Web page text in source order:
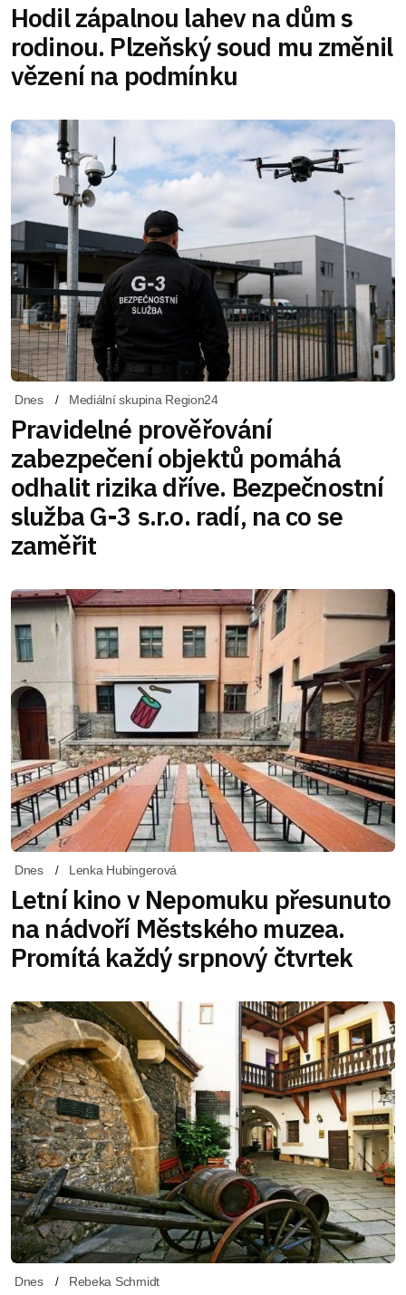
Hodil zápalnou lahev na dům s
rodinou. Plzeňský soud mu změnil
vězení na podmínku
Dnes Mediální skupina Region24
Pravidelné prověřování
zabezpečení objektů pomáhá
odhalit rizika dříve. Bezpečnostní
služba G-3 s.r.o. radí, na co se
zaměřit
Dnes Lenka Hubingerová
Letní kino v Nepomuku přesunuto
na nádvoří Městského muzea.
Promítá každý srpnový čtvrtek
Dnes Rebeka Schmidt